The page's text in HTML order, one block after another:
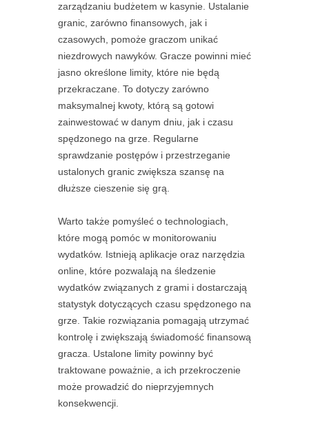
zarządzaniu budżetem w kasynie. Ustalanie
granic, zarówno finansowych, jak i
czasowych, pomoże graczom unikać
niezdrowych nawyków. Gracze powinni mieć
jasno określone limity, które nie będą
przekraczane. To dotyczy zarówno
maksymalnej kwoty, którą są gotowi
zainwestować w danym dniu, jak i czasu
spędzonego na grze. Regularne
sprawdzanie postępów i przestrzeganie
ustalonych granic zwiększa szansę na
dłuższe cieszenie się grą.
Warto także pomyśleć o technologiach,
które mogą pomóc w monitorowaniu
wydatków. Istnieją aplikacje oraz narzędzia
online, które pozwalają na śledzenie
wydatków związanych z grami i dostarczają
statystyk dotyczących czasu spędzonego na
grze. Takie rozwiązania pomagają utrzymać
kontrolę i zwiększają świadomość finansową
gracza. Ustalone limity powinny być
traktowane poważnie, a ich przekroczenie
może prowadzić do nieprzyjemnych
konsekwencji.